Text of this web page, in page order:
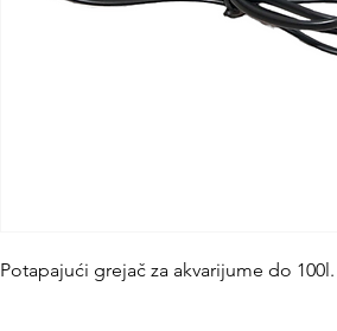
Potapajući grejač za akvarijume do 100l.